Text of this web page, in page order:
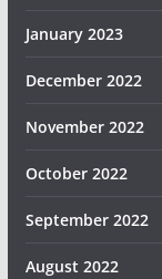
January 2023
December 2022
November 2022
October 2022
September 2022
August 2022